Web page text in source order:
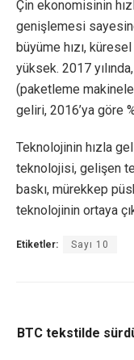
Çin ekonomisinin
genişlemesi
büyüme hızı,
yüksek. 2017
(paketleme
geliri, 2016’ya göre
Teknolojinin hızla
teknolojisi, gelişen
baskı, mürekkep
teknolojinin ortaya
Etiketler: Sayı 10
BTC tekstilde